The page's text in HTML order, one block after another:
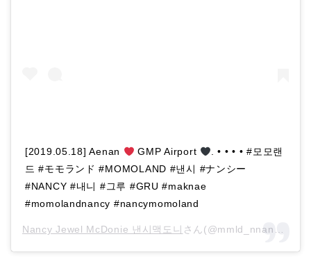
[2019.05.18] Aenan GMP Airport
. • • • • #모모랜
드 #モモランド #MOMOLAND #낸시 #ナンシー
#NANCY #내니 #그루 #GRU #maknae
#momolandnancy #nancymomoland
Nancy Jewel McDonie 낸시맥도니 さん(@mmld_nnancy)がシェアした投稿 –